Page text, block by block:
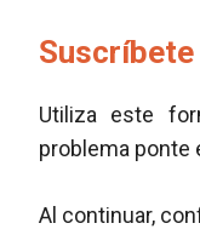
Utiliza este
problema ponte
Al continuar,